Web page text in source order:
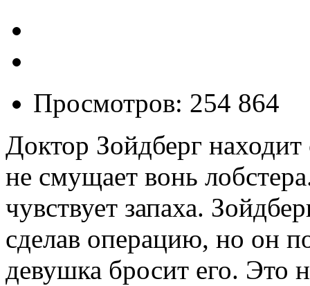
Просмотров: 254 864
Доктор Зойдберг
не смущает вонь
чувствует запаха.
сделав операцию, но он
девушка бросит его. Это